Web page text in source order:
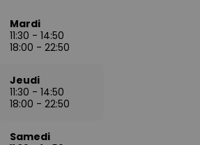
Mardi
11:30 - 14:50
18:00 - 22:50
Jeudi
11:30 - 14:50
18:00 - 22:50
Samedi